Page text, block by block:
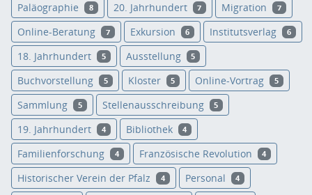
Paläographie 8 20. Jahrhundert 7 Migration 7
Online-Beratung 7 Exkursion 6 Institutsverlag 6
18. Jahrhundert 5 Ausstellung 5
Buchvorstellung 5 Kloster 5 Online-Vortrag 5
Sammlung 5 Stellenausschreibung 5
19. Jahrhundert 4 Bibliothek 4
Familienforschung 4 Französische Revolution 4
Historischer Verein der Pfalz 4 Personal 4